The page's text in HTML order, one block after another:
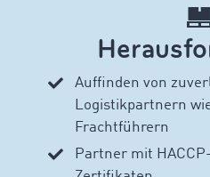
Auffinden von
Logistikpartnern
Frachtführern
Partner mit